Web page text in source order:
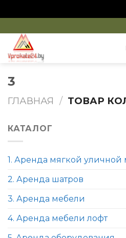
to
content
3
ГЛАВНАЯ / ТОВАР
КАТАЛОГ
1. Аренда мягкой уличной
2. Аренда шатров
3. Аренда мебели
4. Аренда мебели лофт